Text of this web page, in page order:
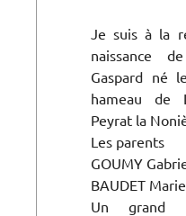
Je suis à la
naissance
Gaspard né
hameau de
Peyrat la
Les parents
GOUMY
BAUDET Marie
Un grand